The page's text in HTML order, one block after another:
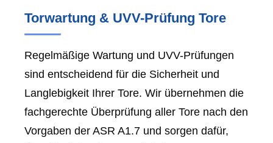
Torwartung & UVV-Prüfung Tore
Regelmäßige Wartung und UVV-Prüfungen
sind entscheidend für die Sicherheit und
Langlebigkeit Ihrer Tore. Wir übernehmen die
fachgerechte Überprüfung aller Tore nach den
Vorgaben der ASR A1.7 und sorgen dafür,